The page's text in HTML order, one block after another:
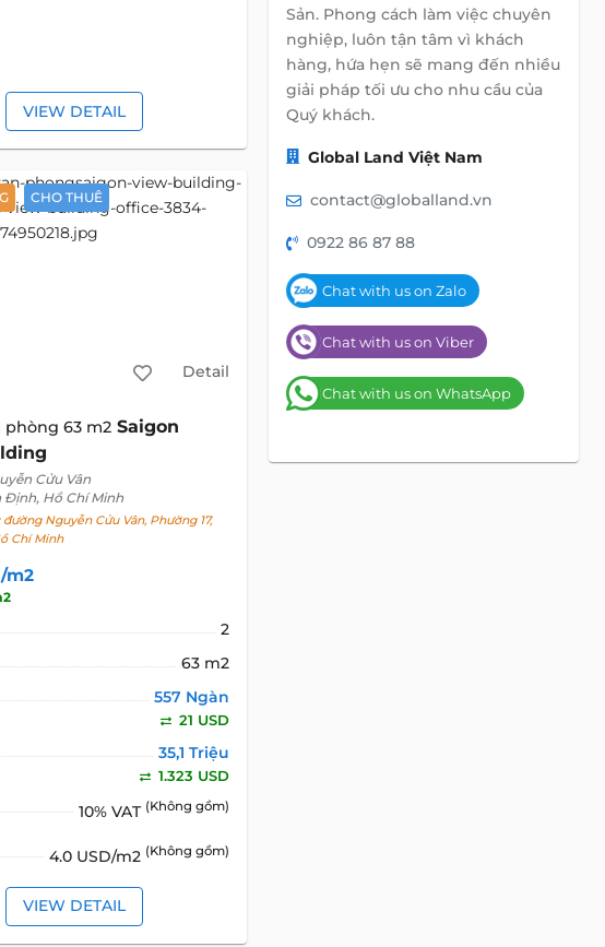
VIEW DETAIL
CHO THUÊ
Detail
phòng 63 m2 Saigon
Cửu Vân
Định, Hồ Chí Minh
đường Nguyễn Cửu Vân, Phường 17,
Chí Minh
m2
2
63 m2
557 Ngàn
21 USD
35,1 Triệu
1.323 USD
10% VAT (Không gồm)
4.0 USD/m2 (Không gồm)
VIEW DETAIL
Sản. Phong cách làm việc chuyên
nghiệp, luôn tận tâm vì khách
hàng, hứa hẹn sẽ mang đến nhiều
giải pháp tối ưu cho nhu cầu của
Quý khách.
Global Land Việt Nam
contact@globalland.vn
0922 86 87 88
Chat with us on Zalo
Chat with us on Viber
Chat with us on WhatsApp